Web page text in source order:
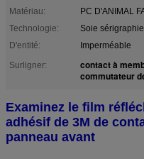
Matériau:
PC D'ANIMAL
Technologie:
Soie sérigraphie
D'entité:
Imperméable
Surligner:
contact à
commutateur
Examinez le film
adhésif de 3M de
panneau avant